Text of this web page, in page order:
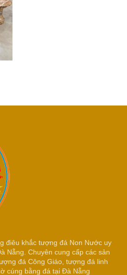
điêu khắc tượng đá Non Nước uy
Nẵng. Chuyên cung cấp các sản
đá Công Giáo, tượng đá linh
cúng bằng đá tại Đà Nẵng